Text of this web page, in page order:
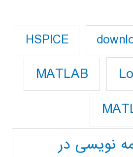
HSPICE
MATLAB
نویسی در